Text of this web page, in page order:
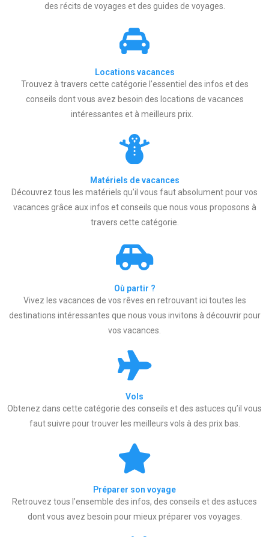
des récits de voyages et des guides de voyages.
Locations vacances
Trouvez à travers cette catégorie l’essentiel des infos et des
conseils dont vous avez besoin des locations de vacances
intéressantes et à meilleurs prix.
Matériels de vacances
Découvrez tous les matériels qu’il vous faut absolument pour vos
vacances grâce aux infos et conseils que nous vous proposons à
travers cette catégorie.
Où partir ?
Vivez les vacances de vos rêves en retrouvant ici toutes les
destinations intéressantes que nous vous invitons à découvrir pour
vos vacances.
Vols
Obtenez dans cette catégorie des conseils et des astuces qu’il vous
faut suivre pour trouver les meilleurs vols à des prix bas.
Préparer son voyage
Retrouvez tous l’ensemble des infos, des conseils et des astuces
dont vous avez besoin pour mieux préparer vos voyages.